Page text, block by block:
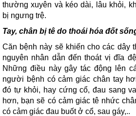
thường xuyên và kéo dài, lâu khỏi,
bị ngưng trệ.
Tay, chân bị tê do thoái hóa đốt
Căn bệnh này sẽ khiến cho các dây
nguyên nhân dẫn đến thoát vị đĩa
Những điều này gây tác động lên
người bệnh có cảm giác chân tay
đó tự khỏi, hay cứng cổ, đau sang
hơn, bạn sẽ có cảm giác tê nhức
có cảm giác đau buốt ở cổ, sau gáy,..